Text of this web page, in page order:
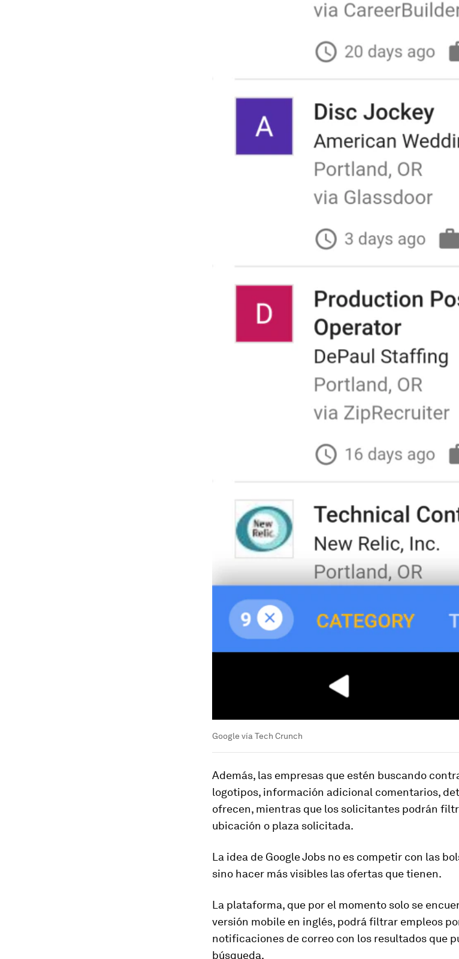
Google vía Tech Crunch
Además, las empresas que estén buscando
logotipos, información adicional comentarios,
ofrecen, mientras que los solicitantes podrán
ubicación o plaza solicitada.
La idea de Google Jobs no es competir con las
sino hacer más visibles las ofertas que tienen.
La plataforma, que por el momento solo se
versión mobile en inglés, podrá filtrar empleos
notificaciones de correo con los resultados que
búsqueda.